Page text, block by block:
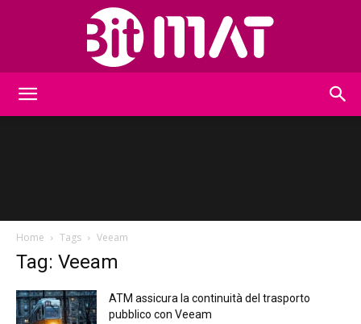
Home Tags Veeam
Tag: Veeam
ATM assicura la continuità del trasporto
pubblico con Veeam